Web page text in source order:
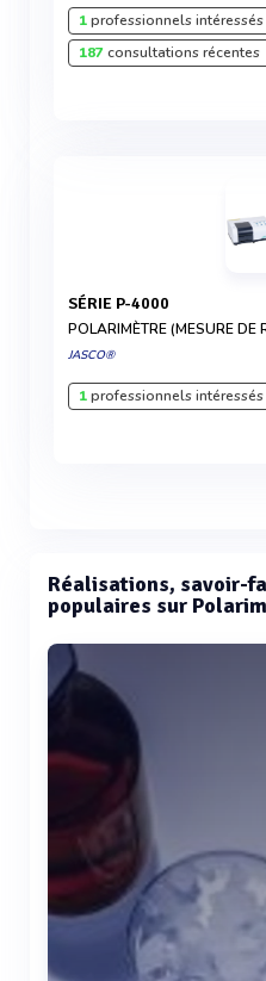
1professionnels intéressés
187consultations récentes
SÉRIE P-4000
POLARIMÈTRE (MESURE DE
JASCO®
1professionnels intéressés
Réalisations, savoir-
populaires sur